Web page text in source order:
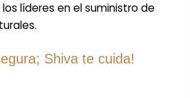
líderes en el suministro de
Shiva te cuida!